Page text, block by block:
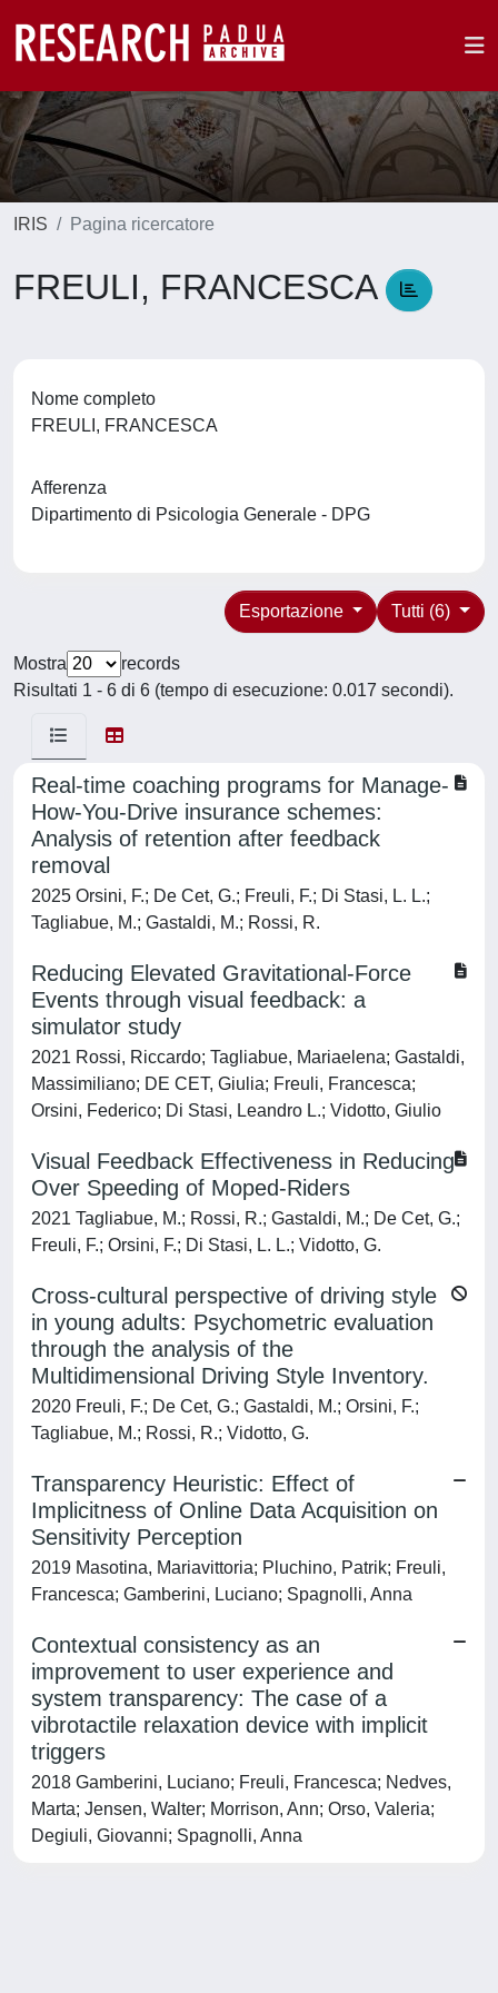
IRIS Pagina ricercatore
FREULI, FRANCESCA
Nome completo
FREULI, FRANCESCA
Afferenza
Dipartimento di Psicologia Generale - DPG
Tutti (6)
Esportazione
Mostra
records
Risultati 1 - 6 di 6 (tempo di esecuzione: 0.017 secondi).
Real-time coaching programs for Manage-
How-You-Drive insurance schemes:
Analysis of retention after feedback
removal
2025 Orsini, F.; De Cet, G.; Freuli, F.; Di Stasi, L. L.;
Tagliabue, M.; Gastaldi, M.; Rossi, R.
Reducing Elevated Gravitational-Force
Events through visual feedback: a
simulator study
2021 Rossi, Riccardo; Tagliabue, Mariaelena; Gastaldi,
Massimiliano; DE CET, Giulia; Freuli, Francesca;
Orsini, Federico; Di Stasi, Leandro L.; Vidotto, Giulio
Visual Feedback Effectiveness in Reducing
Over Speeding of Moped-Riders
2021 Tagliabue, M.; Rossi, R.; Gastaldi, M.; De Cet, G.;
Freuli, F.; Orsini, F.; Di Stasi, L. L.; Vidotto, G.
Cross-cultural perspective of driving style
in young adults: Psychometric evaluation
through the analysis of the
Multidimensional Driving Style Inventory.
2020 Freuli, F.; De Cet, G.; Gastaldi, M.; Orsini, F.;
Tagliabue, M.; Rossi, R.; Vidotto, G.
Transparency Heuristic: Effect of
Implicitness of Online Data Acquisition on
Sensitivity Perception
2019 Masotina, Mariavittoria; Pluchino, Patrik; Freuli,
Francesca; Gamberini, Luciano; Spagnolli, Anna
Contextual consistency as an
improvement to user experience and
system transparency: The case of a
vibrotactile relaxation device with implicit
triggers
2018 Gamberini, Luciano; Freuli, Francesca; Nedves,
Marta; Jensen, Walter; Morrison, Ann; Orso, Valeria;
Degiuli, Giovanni; Spagnolli, Anna